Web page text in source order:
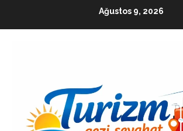
Ağustos 9, 2026